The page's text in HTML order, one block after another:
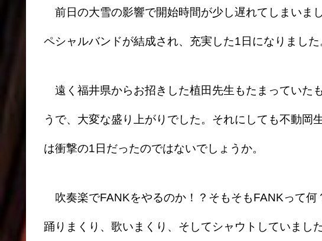
前日の大雪の影響で開始時間が少し遅れてしまいま
ペシャルバンドが結成され、充実した1日になりました
遠く福井県からお招きした植田先生もたまっていた
うで、大変な盛り上がりでした。それにしても不動岡
は衝撃の1日だったのではないでしょうか。
吹奏楽でFANKをやるのか！？そもそもFANKって何
踊りまくり、歌いまくり、そしてシャウトしていました